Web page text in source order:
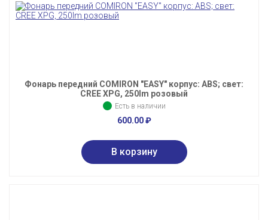
Фонарь передний COMIRON "EASY" корпус: ABS; свет:
CREE XPG, 250lm розовый
Есть в наличии
600.00₽